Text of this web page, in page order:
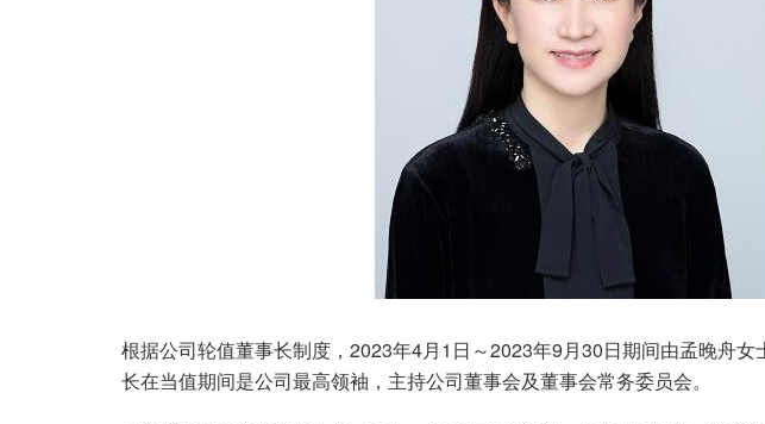
根据公司轮值董事长制度，2023年4月1日～2023年9月30日期间由孟晚舟
长在当值期间是公司最高领袖，主持公司董事会及董事会常务委员会。